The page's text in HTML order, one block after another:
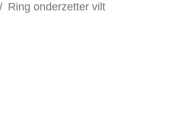
Ring onderzetter vilt